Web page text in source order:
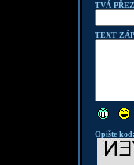
TVÁ
TEXT
Opište kod: